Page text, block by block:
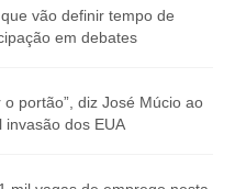
vão definir tempo de
em debates
o portão”, diz José Múcio ao
dos EUA